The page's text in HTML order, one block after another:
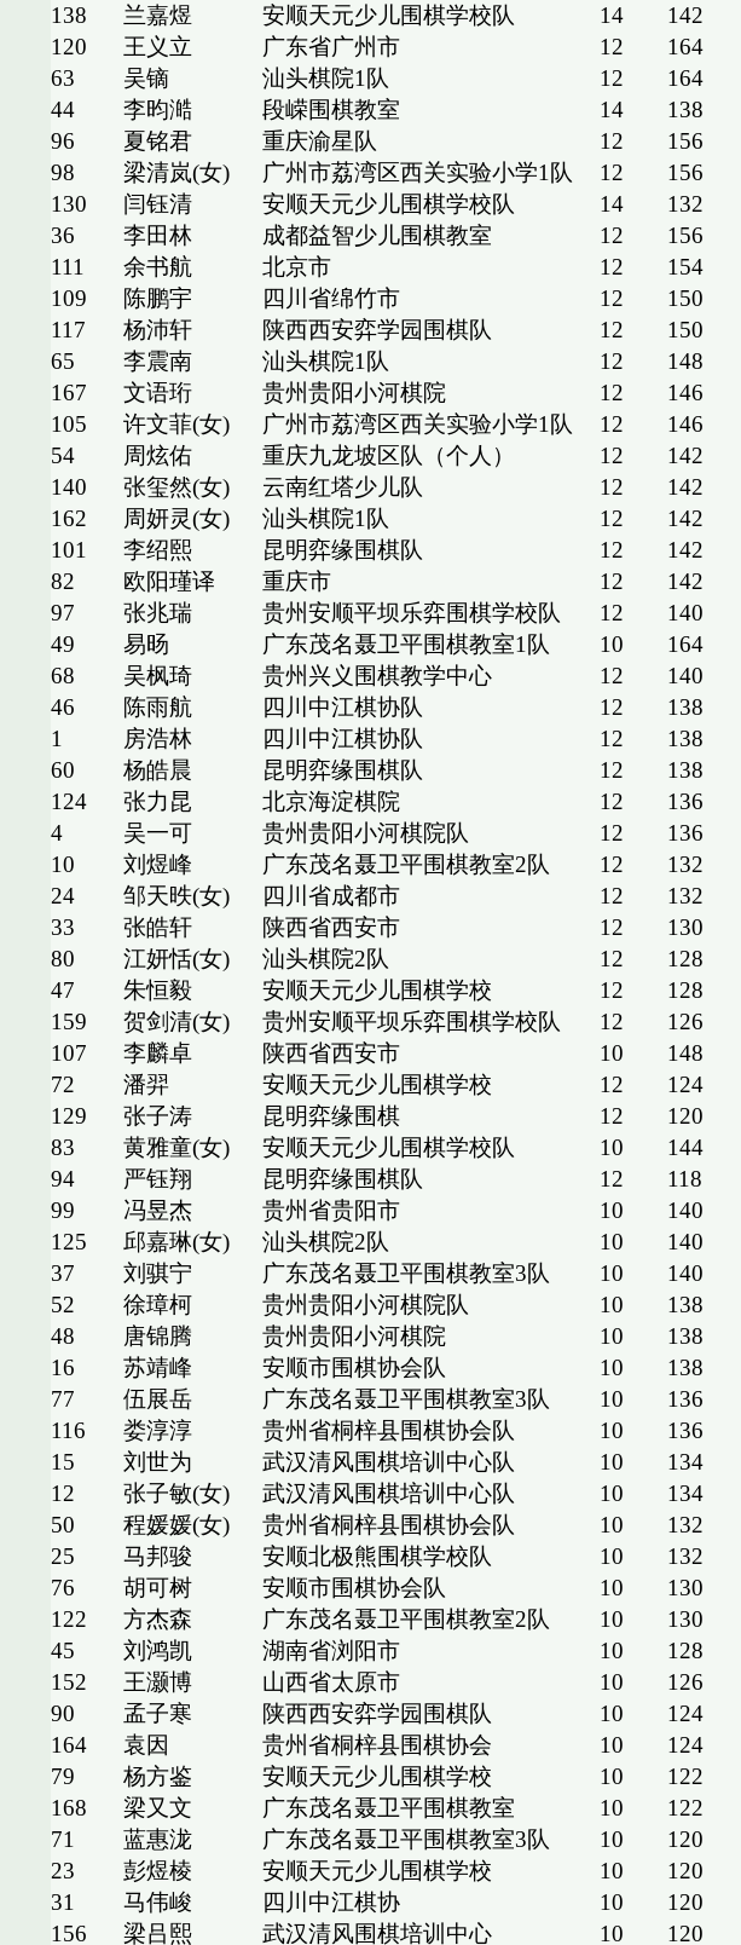
138
兰嘉煜 安顺天元少儿围棋学校队 14 142
120
王义立 广东省广州市 12 164
63
吴镝 汕头棋院1队 12 164
44
李昀澔 段嵘围棋教室 14 138
96
夏铭君 重庆渝星队 12 156
98
梁清岚(女) 广州市荔湾区西关实验小学1队 12 156
130
闫钰清 安顺天元少儿围棋学校队 14 132
36
李田林 成都益智少儿围棋教室 12 156
111
余书航 北京市 12 154
109
陈鹏宇 四川省绵竹市 12 150
117
杨沛轩 陕西西安弈学园围棋队 12 150
65
李震南 汕头棋院1队 12 148
167
文语珩 贵州贵阳小河棋院 12 146
105
许文菲(女) 广州市荔湾区西关实验小学1队 12 146
54
周炫佑 重庆九龙坡区队（个人） 12 142
140
张玺然(女) 云南红塔少儿队 12 142
162
周妍灵(女) 汕头棋院1队 12 142
101
李绍熙 昆明弈缘围棋队 12 142
82
欧阳瑾译 重庆市 12 142
97
张兆瑞 贵州安顺平坝乐弈围棋学校队 12 140
49
易旸 广东茂名聂卫平围棋教室1队 10 164
68
吴枫琦 贵州兴义围棋教学中心 12 140
46
陈雨航 四川中江棋协队 12 138
1
房浩林 四川中江棋协队 12 138
60
杨皓晨 昆明弈缘围棋队 12 138
124
张力昆 北京海淀棋院 12 136
4
吴一可 贵州贵阳小河棋院队 12 136
10
刘煜峰 广东茂名聂卫平围棋教室2队 12 132
24
邹天昳(女) 四川省成都市 12 132
33
张皓轩 陕西省西安市 12 130
80
江妍恬(女) 汕头棋院2队 12 128
47
朱恒毅 安顺天元少儿围棋学校 12 128
159
贺剑清(女) 贵州安顺平坝乐弈围棋学校队 12 126
107
李麟卓 陕西省西安市 10 148
72
潘羿 安顺天元少儿围棋学校 12 124
129
张子涛 昆明弈缘围棋 12 120
83
黄雅童(女) 安顺天元少儿围棋学校队 10 144
94
严钰翔 昆明弈缘围棋队 12 118
99
冯昱杰 贵州省贵阳市 10 140
125
邱嘉琳(女) 汕头棋院2队 10 140
37
刘骐宁 广东茂名聂卫平围棋教室3队 10 140
52
徐璋柯 贵州贵阳小河棋院队 10 138
48
唐锦腾 贵州贵阳小河棋院 10 138
16
苏靖峰 安顺市围棋协会队 10 138
77
伍展岳 广东茂名聂卫平围棋教室3队 10 136
116
娄淳淳 贵州省桐梓县围棋协会队 10 136
15
刘世为 武汉清风围棋培训中心队 10 134
12
张子敏(女) 武汉清风围棋培训中心队 10 134
50
程媛媛(女) 贵州省桐梓县围棋协会队 10 132
25
马邦骏 安顺北极熊围棋学校队 10 132
76
胡可树 安顺市围棋协会队 10 130
122
方杰森 广东茂名聂卫平围棋教室2队 10 130
45
刘鸿凯 湖南省浏阳市 10 128
152
王灏博 山西省太原市 10 126
90
孟子寒 陕西西安弈学园围棋队 10 124
164
袁因 贵州省桐梓县围棋协会 10 124
79
杨方鉴 安顺天元少儿围棋学校 10 122
168
梁又文 广东茂名聂卫平围棋教室 10 122
71
蓝惠泷 广东茂名聂卫平围棋教室3队 10 120
23
彭煜棱 安顺天元少儿围棋学校 10 120
31
马伟峻 四川中江棋协 10 120
156
梁吕熙 武汉清风围棋培训中心 10 120